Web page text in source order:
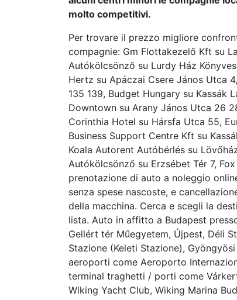
molto competitivi.
Per trovare il prezzo migliore
compagnie: Gm Flottakezelő Kft su
Autókölcsönző su Lurdy Ház
Hertz su Apáczai Csere János Utca
135 139, Budget Hungary su Kassák
Downtown su Arany János Utca 26
Corinthia Hotel su Hársfa Utca 55,
Business Support Centre Kft su
Koala Autorent Autóbérlés su
Autókölcsönző su Erzsébet Tér 7,
prenotazione di auto a noleggio
senza spese nascoste, e
della macchina. Cerca e scegli la
lista. Auto in affitto a Budapest
Gellért tér Műegyetem, Újpest, Déli
Stazione (Keleti Stazione),
aeroporti come Aeroporto
terminal traghetti / porti come
Wiking Yacht Club, Wiking Marina